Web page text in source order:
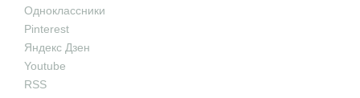
Одноклассники
Pinterest
Яндекс Дзен
Youtube
RSS